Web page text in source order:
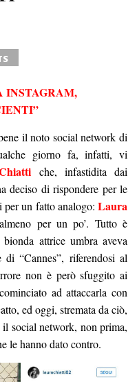
INSTAGRAM,
il noto social network di
giorno fa, infatti, vi
che, infastidita dai
deciso di rispondere per le
un fatto analogo: Laura
per un po’. Tutto è
attrice umbra aveva
“Cannes”, riferendosi al
non è però sfuggito ai
ad attaccarla con
ed oggi, stremata da ciò,
social network, non prima,
le hanno dato contro.